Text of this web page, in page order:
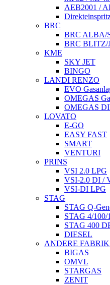
AEB2001 /
BRC
BRC ALBA/
BRC BLITZ/
KME
SKY JET
BINGO
LANDI RENZO
EVO
OMEGAS
OMEGAS
LOVATO
E-GO
EASY FAST
SMART
VENTURI
PRINS
VSI 2.0 LPG
VSI-2.0 DI /
VSI-DI LPG
STAG
STAG Q-
STAG 4/100/
STAG 400
DIESEL
ANDERE
BIGAS
OMVL
STARGAS
ZENIT